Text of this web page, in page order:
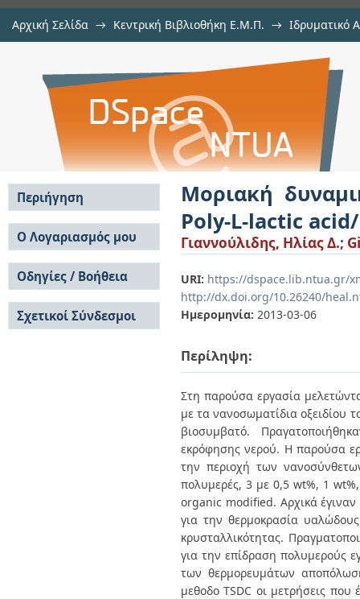
Αρχική Σελίδα → Κεντρική Βιβλιοθήκη Ε.Μ.Π. → Ιδρυματικό
Μοριακή δυναμική και
acid/graphene oxide
Μοριακή
Poly-L-lactic
Γιαννούλιδης, Ηλίας Δ.;
URI: https://dspace.lib.ntua.gr/
http://dx.doi.org/10.26240/
Ημερομηνία: 2013-03-06
Περίληψη:
Στη παρούσα εργασία
με τα νανοσωματίδια οξειδίου
βιοσυμβατό.
εκρόφησης νερού. Η παρούσα
την περιοχή των
πολυμερές, 3 με 0,5 wt%, 1
organic modified. Αρχικά έγιναν
για την θερμοκρασία
κρυσταλλικότητας.
για την επίδραση πολυμερούς
των θερμορευμάτων
μεθοδο TSDC οι μετρήσεις
Περιήγηση
Σε όλο το DSpace
Κοινότητες & Συλλογές
Ανά Ημερομηνία
Έκδοσης
Συγγραφείς
Τίτλοι
Θέματα
Ο Λογαριασμός μου
Σύνδεση
Εγγραφή
Οδηγίες / Βοήθεια
Οδηγίες Υποβολής
Οδηγίες Χρήσης ΙΑ
Συχνές Ερωτήσεις
Σχετικοί Σύνδεσμοι